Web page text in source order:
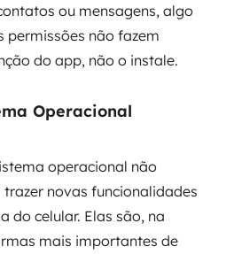
ou mensagens, algo
permissões não fazem
do app, não o instale.
Operacional
operacional não
novas funcionalidades
do celular. Elas são, na
mais importantes de